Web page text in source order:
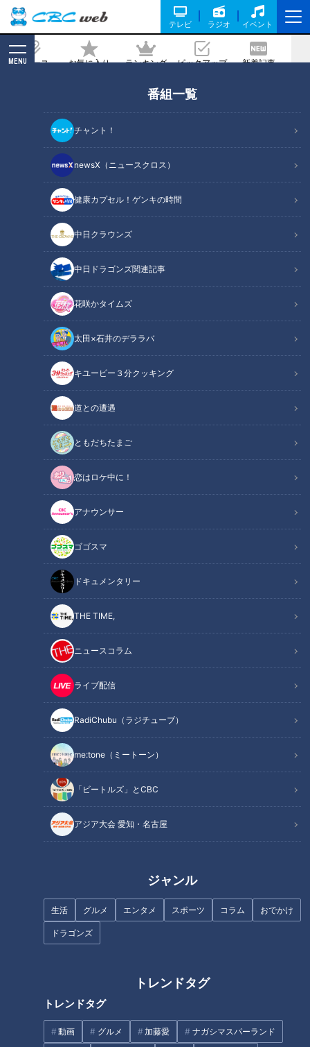
テレビ ラジオ イベント
ニュース お気に入り ランキング ピックアップ 新着記事
MENU
番組一覧
チャント！
newsX（ニュースクロス）
健康カプセル！ゲンキの時間
中日クラウンズ
中日ドラゴンズ関連記事
花咲かタイムズ
太田×石井のデララバ
キユーピー３分クッキング
道との遭遇
ともだちたまご
恋はロケ中に！
アナウンサー
ゴゴスマ
ドキュメンタリー
THE TIME,
ニュースコラム
ライブ配信
RadiChubu（ラジチューブ）
me:tone（ミートーン）
「ビートルズ」とCBC
アジア大会 愛知・名古屋
ジャンル
生活 グルメ エンタメ スポーツ コラム おでかけ
ドラゴンズ
トレンドタグ
トレンドタグ
動画 グルメ 加藤愛 ナガシマスパーランド
ユーピー３分クッキング】
2024/12/14 18:00
CBCテレビ：画像『キユーピー3分クッキング』
キユーピー３分クッキング
レシピ紹介
赤ワインでコトコト煮込んだ牛すね肉でリッチな一品を作りま
しょう。一度火を止めて、味をなじませてから仕上げます。
（講師：きじまりゅうた先生／キユーピー３分クッキング ）
関連リンク
材料（2人分）
作り方
オススメ関連コンテンツ
材料（2人分）
牛すね肉(塊) 400g
(塩、こしょう各少々 小麦粉大さじ1)
玉ねぎ 1個(200g)
マッシュルーム 100g
赤ワイン 2カップ
トマトケチャップ、ウスターソース 各小さじ2
1 玉ねぎは半量を5mm幅の縦薄切りにする。
2 牛肉は5～6cm角に切って水気を押さえる。ポリ袋に入れ